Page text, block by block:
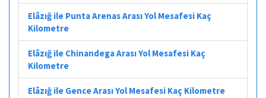
Elâzığ ile Punta Arenas Arası Yol Mesafesi Kaç
Kilometre
Elâzığ ile Chinandega Arası Yol Mesafesi Kaç
Kilometre
Elâzığ ile Gence Arası Yol Mesafesi Kaç Kilometre